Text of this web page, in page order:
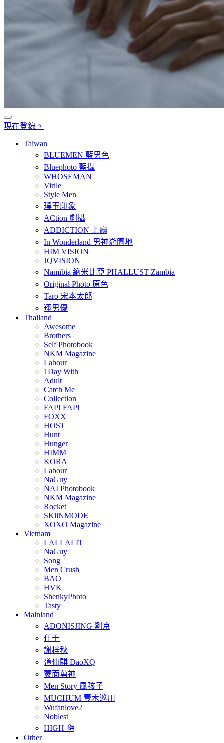
現在登錄。
Taiwan
BLUEMEN 藍男色
Bluephoto 藍攝
WHOSEMAN
Virile
Style Men
璞玉印象
ACtion 劇攝
ADDICTION 上癮
In Wonderland 男神遊園地
HIM VISION
JQVISION
Namibia 納米比亞 PHALLUST Zambia
Original Photo 原色
Taro 宋本太郎
翔男優
Thailand
Awesome
Brothers
Self Photobook
NKM Magazine
Labour
1Day With
Adult
Catch Me
Collection
FAP! FAP!
FOXX
HOST
Hunt
Hunger
HIMM
KORA
Labour
NaGuy
NAI Photobook
NKM Magazine
Rocket
SKiiNMODE
XOXO Magazine
Vietnam
LALLALIT
NaGuy
Song
Men Crush
BAO
HVK
ShenkyPhoto
Tasty
Mainland
ADONISJING 劉京
任壬
謝梓秋
道仙騏 DaoXQ
蒙面莮神
Men Story 風孩子
MUCHUM 壹木巡川
Wufanlove2
Noblest
HIGH 嗨
Other